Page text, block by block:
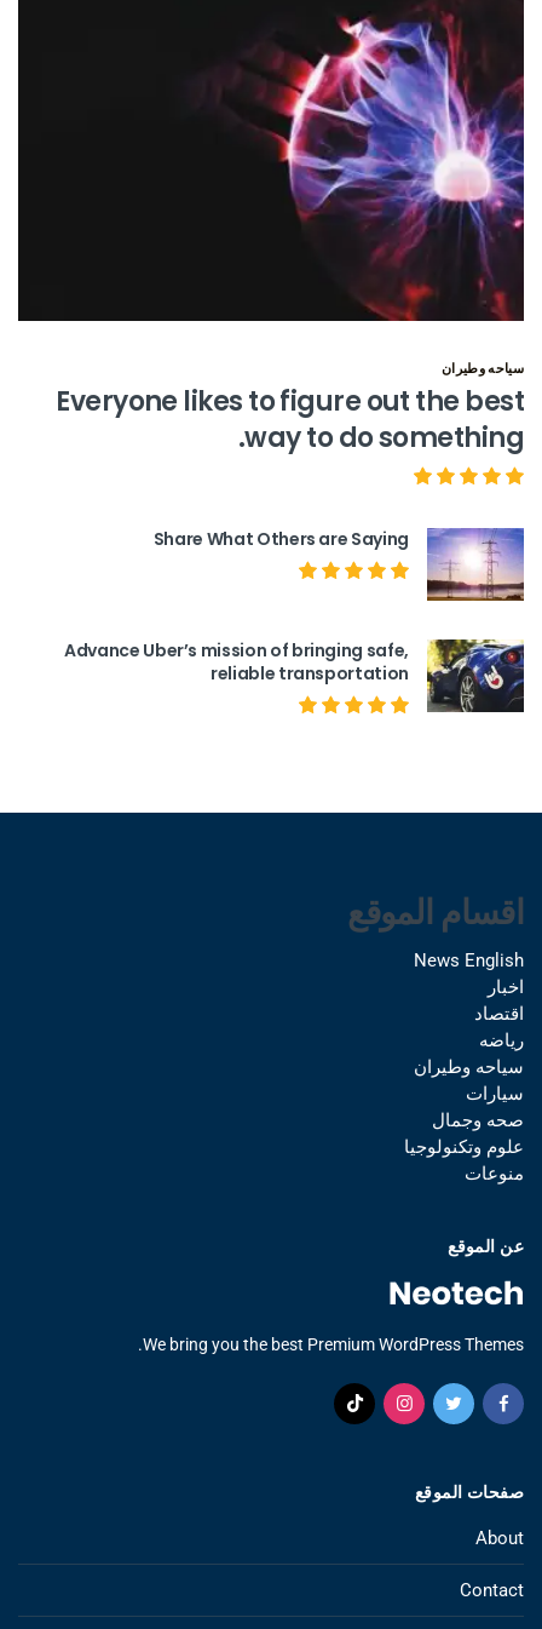
سياحه وطيران
Everyone likes to figure out the best
way to do something.
Share What Others are Saying
Advance Uber’s mission of bringing safe,
reliable transportation
اقسام الموقع
News English
اخبار
اقتصاد
رياضه
سياحه وطيران
سيارات
صحه وجمال
علوم وتكنولوجيا
منوعات
عن الموقع
We bring you the best Premium WordPress Themes.
صفحات الموقع
About
Contact